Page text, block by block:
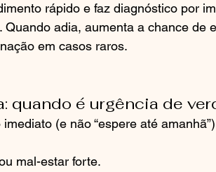
rápido e faz diagnóstico por
Quando adia, aumenta a chance de
em casos raros.
quando é urgência de
(e não “espere até
mal-estar forte.